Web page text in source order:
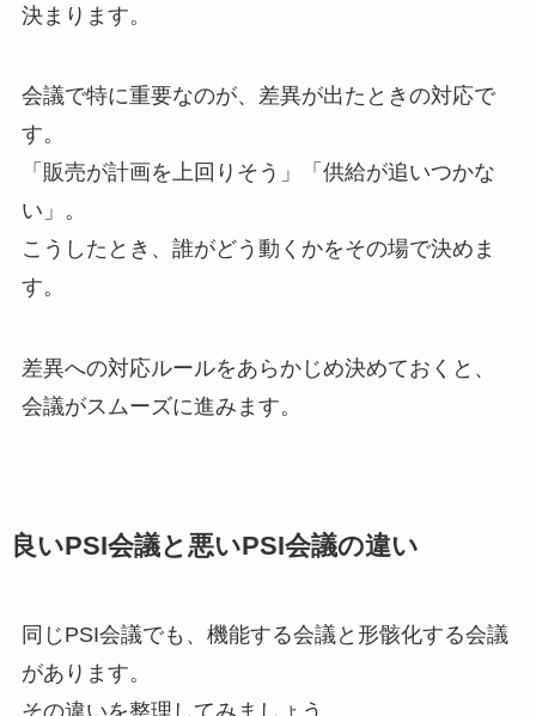
決まります。
会議で特に重要なのが、差異が出たときの対応で
す。
「販売が計画を上回りそう」「供給が追いつかな
い」。
こうしたとき、誰がどう動くかをその場で決めま
す。
差異への対応ルールをあらかじめ決めておくと、
会議がスムーズに進みます。
良いPSI会議と悪いPSI会議の違い
同じPSI会議でも、機能する会議と形骸化する会議
があります。